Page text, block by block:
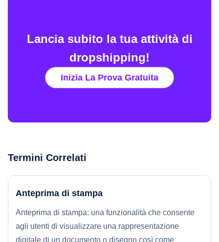
Lancia subito la tua attività di
dropshipping!
Inizia La Prova Gratuita
Termini Correlati
Anteprima di stampa
Anteprima di stampa: una funzionalità che consente
agli utenti di visualizzare una rappresentazione
digitale di un documento o disegno così come